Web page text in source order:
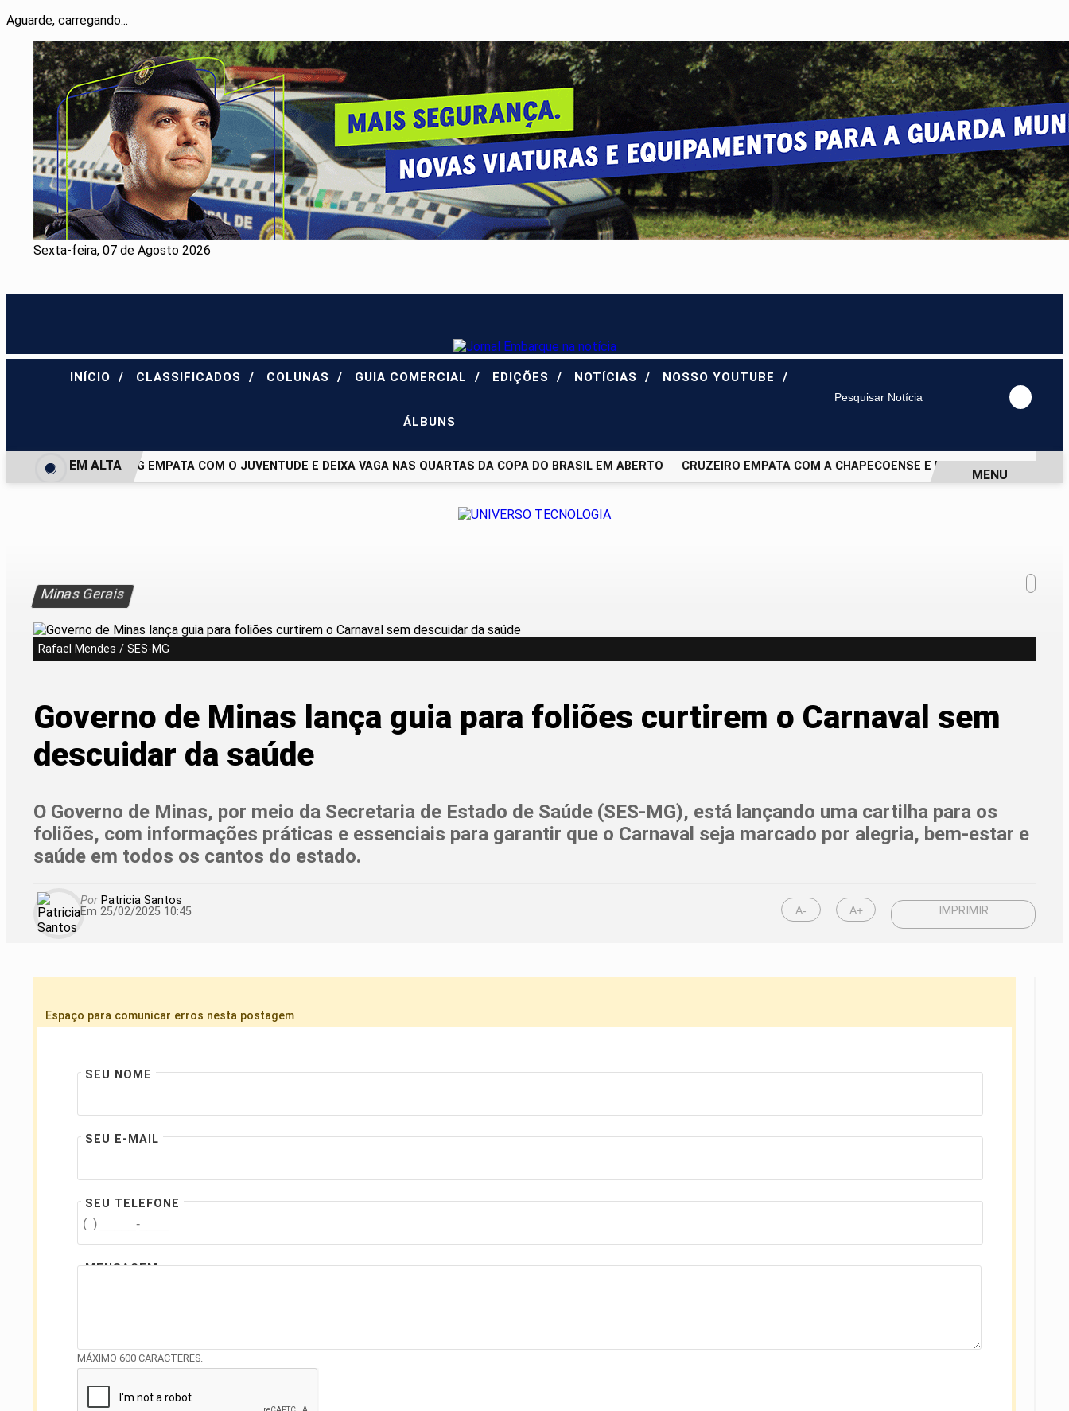
Aguarde, carregando...
Sexta-feira, 07 de Agosto 2026
Pesquisar Notícia
INÍCIO / CLASSIFICADOS / COLUNAS / GUIA COMERCIAL / EDIÇÕES / NOTÍCIAS / NOSSO YOUTUBE /
ÁLBUNS
ATLÉTICO-MG EMPATA COM O JUVENTUDE E DEIXA VAGA NAS QUARTAS DA COPA DO BRASIL EM ABERTO CRUZEIRO EMPATA COM A CHAPECOENSE E DEIXA VAGA NAS
EM ALTA
MENU
Minas Gerais
Rafael Mendes / SES-MG
Governo de Minas lança guia para foliões curtirem o Carnaval sem
descuidar da saúde
O Governo de Minas, por meio da Secretaria de Estado de Saúde (SES-MG), está lançando uma cartilha para os
foliões, com informações práticas e essenciais para garantir que o Carnaval seja marcado por alegria, bem-estar e
saúde em todos os cantos do estado.
Por Patricia Santos
Em 25/02/2025 10:45
A- A+ IMPRIMIR
Espaço para comunicar erros nesta postagem
SEU NOME
SEU E-MAIL
SEU TELEFONE
MENSAGEM
MÁXIMO 600 CARACTERES.